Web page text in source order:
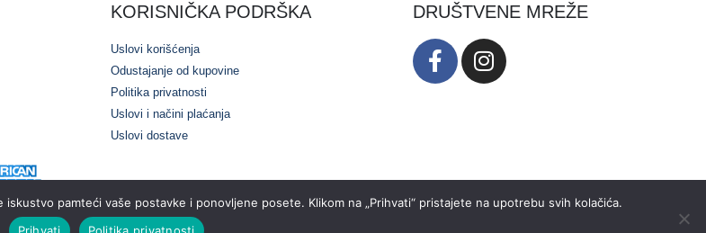
KORISNIČKA PODRŠKA
Uslovi korišćenja
Odustajanje od kupovine
Politika privatnosti
Uslovi i načini plaćanja
Uslovi dostave
DRUŠTVENE MREŽE
pamteći vaše postavke i ponovljene posete. Klikom na „Prihvati“ pristajete na upotrebu svih kolačića.
Prihvati
Politika privatnosti